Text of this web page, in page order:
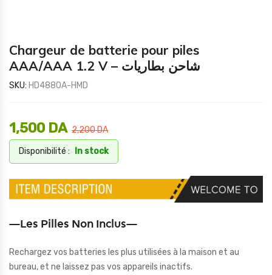
Chargeur de batterie pour piles
AAA/AAA 1.2 V – شاحن بطاريات
SKU: HD4880A-HMD
2,200DA
1,500 DA
Disponibilité : In stock
—Les Pilles Non Inclus—
Rechargez vos batteries les plus utilisées à la maison et au
bureau, et ne laissez pas vos appareils inactifs.